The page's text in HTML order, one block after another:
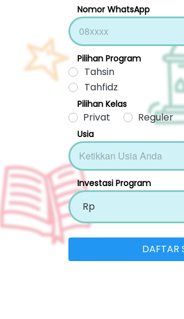
Nomor WhatsApp
Pilihan Program
Tahsin
Tahfidz
Pilihan Kelas
Privat Reguler
Usia
Investasi Program
Rp
`DAFTAR